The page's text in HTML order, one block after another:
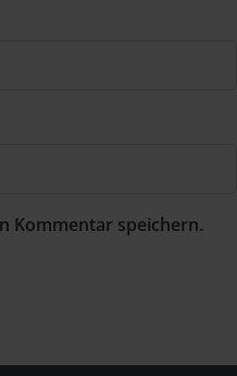
Kommentar speichern.